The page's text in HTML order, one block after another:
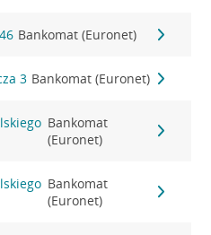
Bankomat (Euronet)
3 Bankomat (Euronet)
Bankomat
(Euronet)
Bankomat
(Euronet)